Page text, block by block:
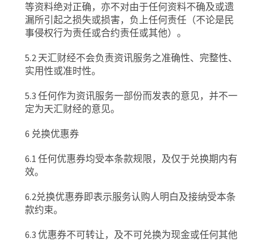
等资料绝对正确，亦不对由于任何资料不确及或遗
漏所引起之损失或损害，负上任何责任（不论是民
事侵权行为责任或合约责任或其他）。
5.2 天汇财经不会负责资讯服务之准确性、完整性、
实用性或准时性。
5.3任何作为资讯服务一部份而发表的意见，并不一
定为天汇财经的意见。
6 兑换优惠券
6.1任何优惠券均受本条款规限，及仅于兑换期内有
效。
6.2兑换优惠券即表示服务认购人明白及接纳受本条
款约束。
6.3优惠券不可转让，及不可兑换为现金或任何其他